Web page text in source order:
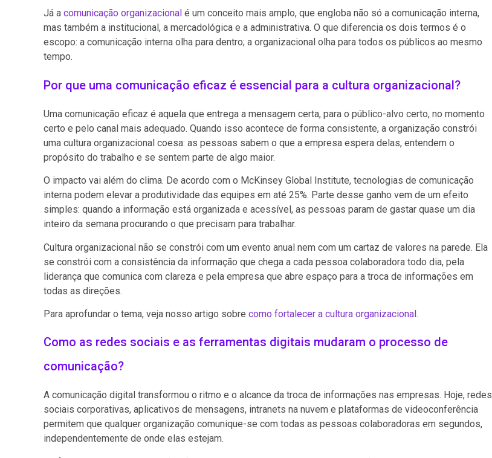
Já a comunicação organizacional é um conceito mais amplo, que engloba não só a comunicação interna,
mas também a institucional, a mercadológica e a administrativa. O que diferencia os dois termos é o
escopo: a comunicação interna olha para dentro; a organizacional olha para todos os públicos ao mesmo
tempo.
Por que uma comunicação eficaz é essencial para a cultura organizacional?
Uma comunicação eficaz é aquela que entrega a mensagem certa, para o público-alvo certo, no momento
certo e pelo canal mais adequado. Quando isso acontece de forma consistente, a organização constrói
uma cultura organizacional coesa: as pessoas sabem o que a empresa espera delas, entendem o
propósito do trabalho e se sentem parte de algo maior.
O impacto vai além do clima. De acordo com o McKinsey Global Institute, tecnologias de comunicação
interna podem elevar a produtividade das equipes em até 25%. Parte desse ganho vem de um efeito
simples: quando a informação está organizada e acessível, as pessoas param de gastar quase um dia
inteiro da semana procurando o que precisam para trabalhar.
Cultura organizacional não se constrói com um evento anual nem com um cartaz de valores na parede. Ela
se constrói com a consistência da informação que chega a cada pessoa colaboradora todo dia, pela
liderança que comunica com clareza e pela empresa que abre espaço para a troca de informações em
todas as direções.
Para aprofundar o tema, veja nosso artigo sobre como fortalecer a cultura organizacional.
Como as redes sociais e as ferramentas digitais mudaram o processo de
comunicação?
A comunicação digital transformou o ritmo e o alcance da troca de informações nas empresas. Hoje, redes
sociais corporativas, aplicativos de mensagens, intranets na nuvem e plataformas de videoconferência
permitem que qualquer organização comunique-se com todas as pessoas colaboradoras em segundos,
independentemente de onde elas estejam.